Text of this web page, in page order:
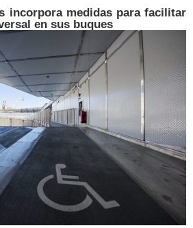
incorpora medidas para facilitar
en sus buques